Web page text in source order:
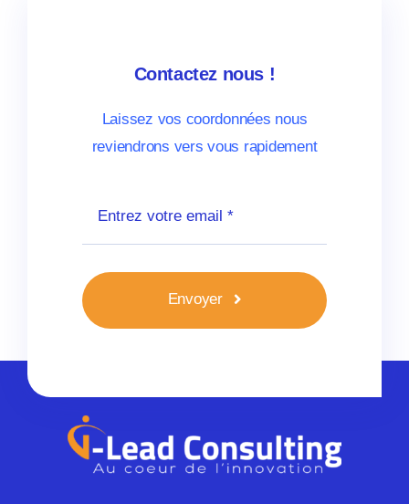
Contactez nous !
Laissez vos coordonnées nous
reviendrons vers vous rapidement
Envoyer